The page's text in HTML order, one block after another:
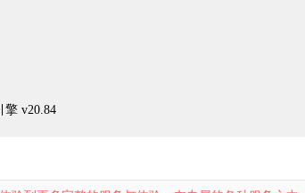
v20.84